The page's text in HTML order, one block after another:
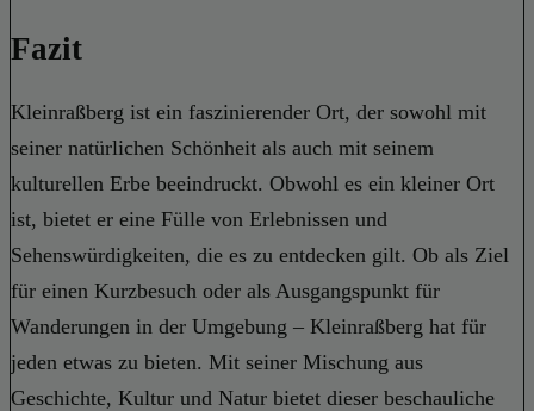
Fazit
Kleinraßberg ist ein faszinierender Ort, der sowohl mit
seiner natürlichen Schönheit als auch mit seinem
kulturellen Erbe beeindruckt. Obwohl es ein kleiner Ort
ist, bietet er eine Fülle von Erlebnissen und
Sehenswürdigkeiten, die es zu entdecken gilt. Ob als Ziel
für einen Kurzbesuch oder als Ausgangspunkt für
Wanderungen in der Umgebung – Kleinraßberg hat für
jeden etwas zu bieten. Mit seiner Mischung aus
Geschichte, Kultur und Natur bietet dieser beschauliche